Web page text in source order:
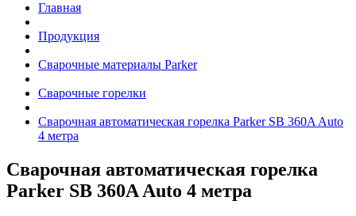
Главная
Продукция
Сварочные материалы Parker
Сварочные горелки
Сварочная автоматическая горелка Parker SB 360A Auto
4 метра
Сварочная автоматическая горелка
Parker SB 360A Auto 4 метра